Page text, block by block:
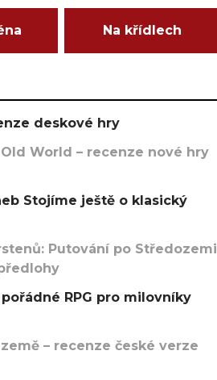
Na křídlech
deskové hry
World – recenze nové hry
Stojíme ještě o klasický
Putování po Středozemi
RPG pro milovníky
– recenze české verze